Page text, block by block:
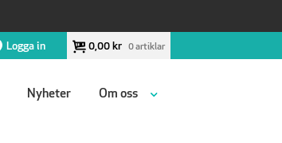
Logga in 0,00kr 0 artiklar
Nyheter Om oss